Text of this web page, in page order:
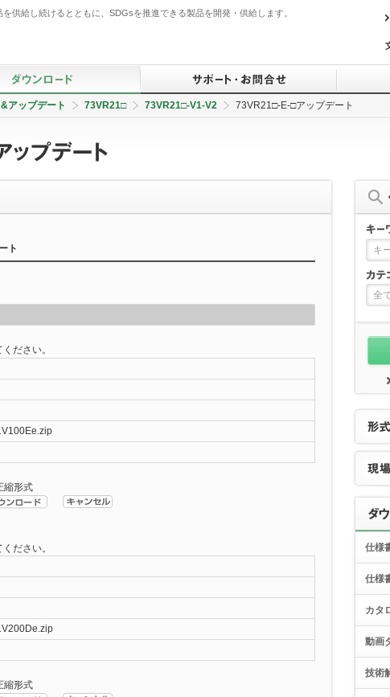
供給し続けるとともに、SDGsを推進できる製品を開発・供給します。
ポーネント
連
器（アレスタ）
サ
実習セット・その他
一括ダウンロード
・韓 仕様書ダウンロード 規格・RoHS・グリーン情報
救済ワイド
コーティン
計装豆知識
MGMTオン
一般事業主
沿革・会社
拠点一覧・
アップデート 73VR21□ 73VR21□-V1-V2 73VR21□-E-□アップデート
ト
ださい。
縮形式
ださい。
縮形式
全
仕様
仕様
カタ
動画
技術